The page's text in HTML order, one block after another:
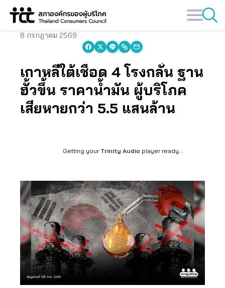
Skip
8 กรกฎาคม 2569
เกาหลีใต้เชือด 4 โรงกลั่น ฐาน
ฮั้วขึ้น ราคาน้ำมัน ผู้บริโภค
เสียหายกว่า 5.5 แสนล้าน
Getting your Trinity Audio player ready...